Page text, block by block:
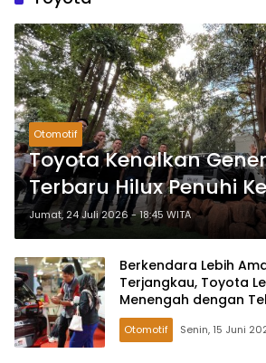
Otomotif
Toyota Kenalkan
Terbaru Hilux Penuhi
Masyarakat Sulawesi
Mesin Lebih
Makin Lengkap
Jumat, 24 Juli 2026 - 18:45 WITA
Berkendara Lebih
Terjangkau, Toyota
Menengah dengan
Otomotif